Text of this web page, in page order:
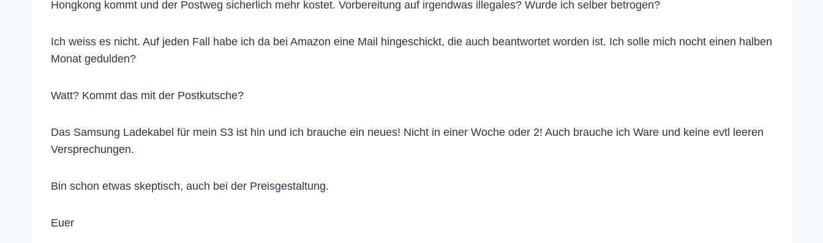
Hongkong kommt und der Postweg sicherlich mehr kostet. Vorbereitung auf irgendwas illegales? Wurde ich selber betrogen?
Ich weiss es nicht. Auf jeden Fall habe ich da bei Amazon eine Mail hingeschickt, die auch beantwortet worden ist. Ich solle mich nocht einen halben
Monat gedulden?
Watt? Kommt das mit der Postkutsche?
Das Samsung Ladekabel für mein S3 ist hin und ich brauche ein neues! Nicht in einer Woche oder 2! Auch brauche ich Ware und keine evtl leeren
Versprechungen.
Bin schon etwas skeptisch, auch bei der Preisgestaltung.
Euer